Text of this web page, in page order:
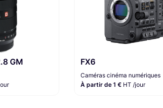
GM FX6
Caméras cinéma numériques
À partir de 1 € HT /jour